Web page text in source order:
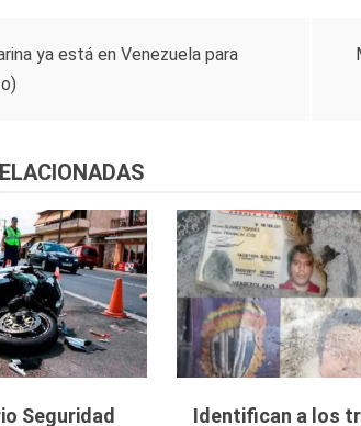
ya está en Venezuela para
Seguridad
Identifican a los